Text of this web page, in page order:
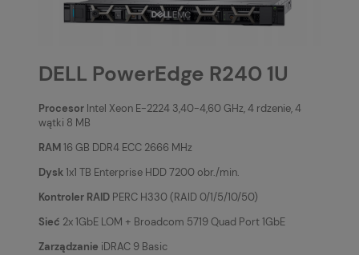
DELL PowerEdge R240 1U
Procesor Intel Xeon E-2224 3,40-4,60 GHz, 4 rdzenie, 4
wątki 8 MB
RAM16 GB DDR4 ECC 2666 MHz
Dysk1x1 TB Enterprise HDD 7200 obr./min.
Kontroler RAID PERC H330 (RAID 0/1/5/10/50)
Sieć 2x 1GbE LOM + Broadcom 5719 Quad Port 1GbE
Zarządzanie iDRAC 9 Basic